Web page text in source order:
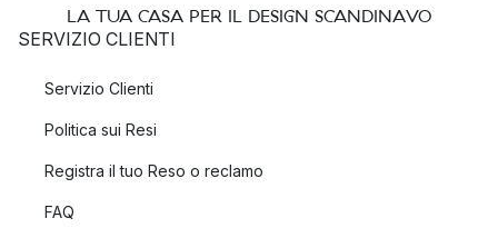
LA TUA CASA PER IL DESIGN SCANDINAVO
SERVIZIO CLIENTI
Servizio Clienti
Politica sui Resi
Registra il tuo Reso o reclamo
FAQ